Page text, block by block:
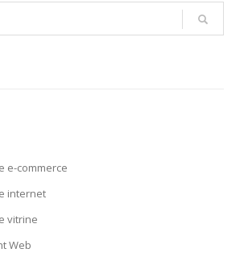
e-commerce
internet
vitrine
Web